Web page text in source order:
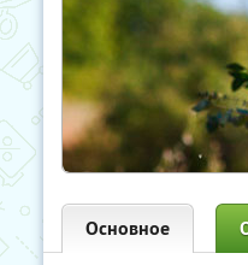
Основное